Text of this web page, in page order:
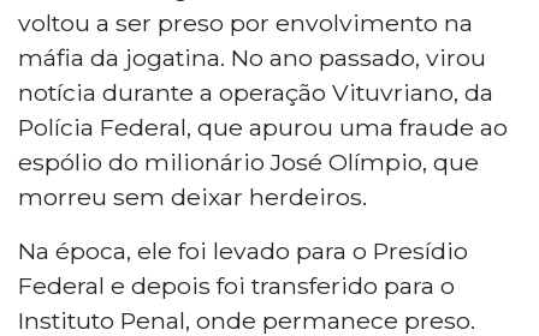
voltou a ser preso por envolvimento na
máfia da jogatina. No ano passado, virou
notícia durante a operação Vituvriano, da
Polícia Federal, que apurou uma fraude ao
espólio do milionário José Olímpio, que
morreu sem deixar herdeiros.
Na época, ele foi levado para o Presídio
Federal e depois foi transferido para o
Instituto Penal, onde permanece preso.